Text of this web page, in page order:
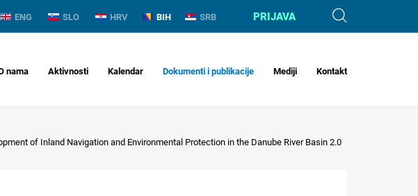
ENG SLO HRV BIH SRB PRIJAVA
nama Aktivnosti Kalendar Dokumenti i publikacije Mediji Kontakt
of Inland Navigation and Environmental Protection in the Danube River Basin 2.0